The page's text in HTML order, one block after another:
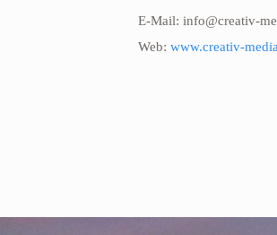
E-Mail: info@creativ-
Web: www.creativ-